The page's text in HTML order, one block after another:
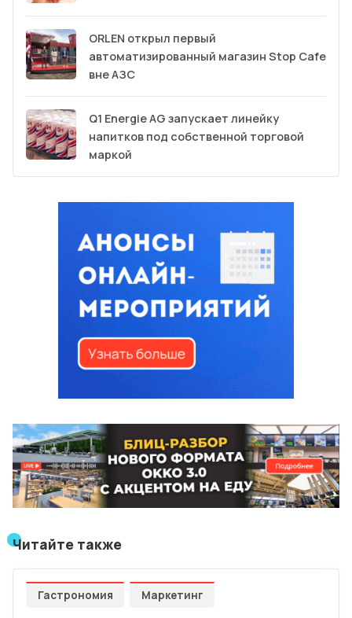
ORLEN открыл первый
автоматизированный магазин Stop Cafe
вне АЗС
Q1 Energie AG запускает линейку
напитков под собственной торговой
маркой
Читайте также
Гастрономия Маркетинг